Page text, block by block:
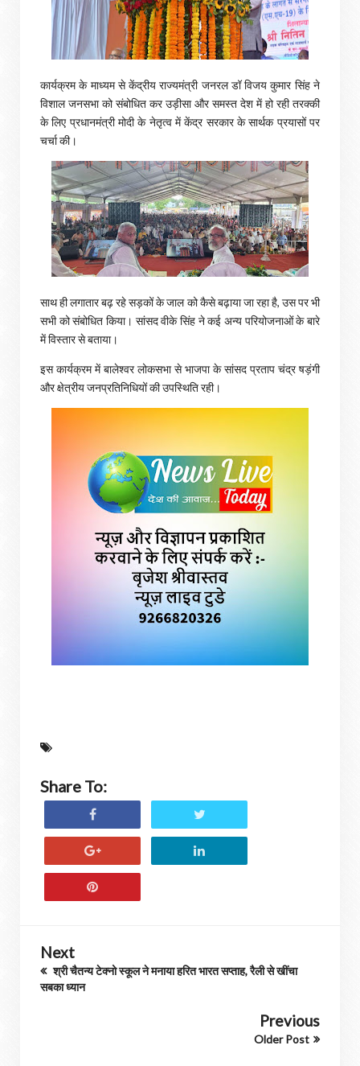
कार्यक्रम के माध्यम से केंद्रीय राज्यमंत्री जनरल डॉ विजय कुमार सिंह ने
विशाल जनसभा को संबोधित कर उड़ीसा और समस्त देश में हो रही तरक्की
के लिए प्रधानमंत्री मोदी के नेतृत्व में केंद्र सरकार के सार्थक प्रयासों पर
चर्चा की।
साथ ही लगातार बढ़ रहे सड़कों के जाल को कैसे बढ़ाया जा रहा है, उस पर भी
सभी को संबोधित किया। सांसद वीके सिंह ने कई अन्य परियोजनाओं के बारे
में विस्तार से बताया।
इस कार्यक्रम में बालेश्वर लोकसभा से भाजपा के सांसद प्रताप चंद्र षड़ंगी
और क्षेत्रीय जनप्रतिनिधियों की उपस्थिति रही।
Share To:
Next
श्री चैतन्य टेक्नो स्कूल ने मनाया हरित भारत सप्ताह, रैली से खींचा
सबका ध्यान
Previous
Older Post